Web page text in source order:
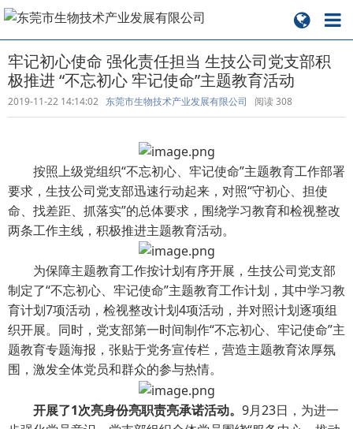
牢记初心使命 强化责任担当 生技公司党支部积
极推进 “不忘初心 牢记使命”主题教育活动
2019-11-22 14:14:02 东莞市生物技术产业发展有限公司 阅读308
按照上级党组织“不忘初心、牢记使命”主题教育工作部署
要求，生技公司党支部迅速行动起来，对照“守初心、担使
命、找差距、抓落实”的总体要求，围绕学习教育和检视整改
两条工作主线，积极推进主题教育活动。
为保障主题教育工作按计划有序开展，生技公司党支部
制定了“不忘初心、牢记使命”主题教育工作计划，其中学习教
育计划7项活动，检视整改计划4项活动，并对照计划逐项组
织开展。同时，党支部第一时间制作“不忘初心、牢记使命”主
题教育专题海报，张贴于党务宣传栏，营造主题教育浓厚氛
围，激发全体党员和群众的参与热情。
开展了1次亮身份亮职责亮承诺活动。 9月23日，为进一